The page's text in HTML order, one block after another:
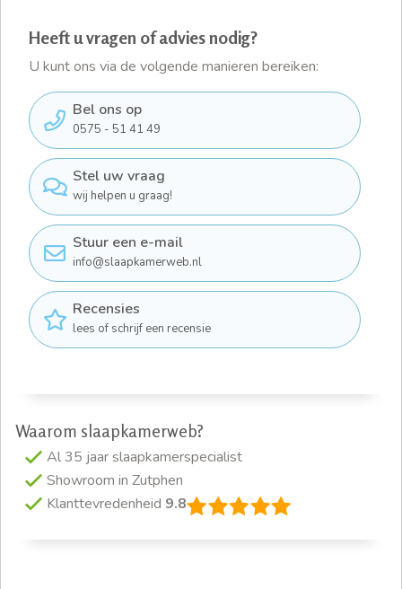
Heeft u vragen of advies nodig?
U kunt ons via de volgende manieren bereiken:
Bel ons op
0575 - 51 41 49
Stel uw vraag
wij helpen u graag!
Stuur een e-mail
info@slaapkamerweb.nl
Recensies
lees of schrijf een recensie
Waarom slaapkamerweb?
Al 35 jaar slaapkamerspecialist
Showroom in Zutphen
Klanttevredenheid 9.8